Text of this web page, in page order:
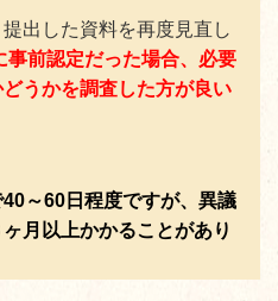
出した資料を再度見直し
事前認定だった場合、必要
うかを調査した方が良い
40～60 日程度ですが、異議
月以上かかることがあり